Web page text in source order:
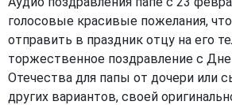
голосовые красивые пожелания,
отправить в праздник отцу на его
торжественное поздравление с
Отечества для папы от дочери или
других вариантов, своей